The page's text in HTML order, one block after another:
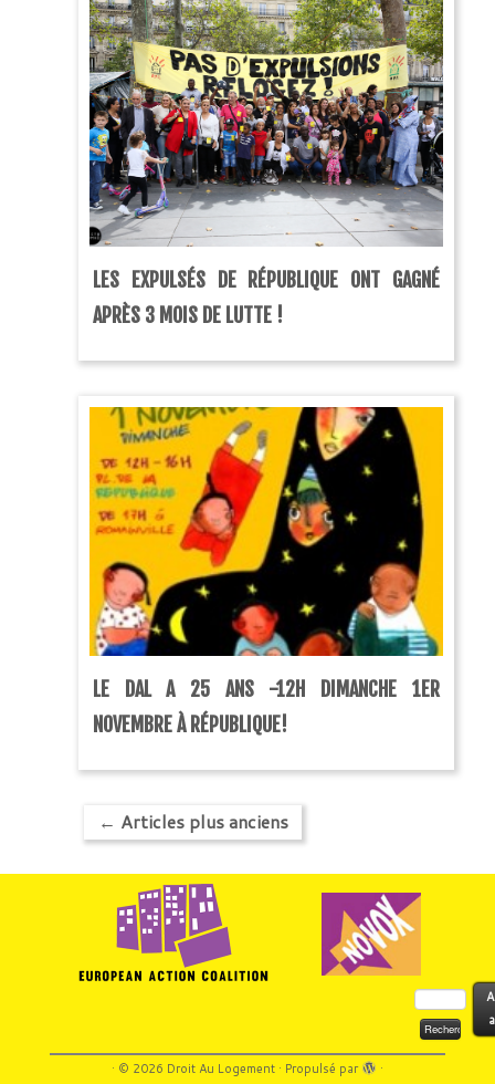
LES EXPULSÉS DE RÉPUBLIQUE ONT GAGNÉ
APRÈS 3 MOIS DE LUTTE !
LE DAL A 25 ANS -12H DIMANCHE 1ER
NOVEMBRE À RÉPUBLIQUE!
← Articles plus anciens
Rechercher :
· © 2026 Droit Au Logement· Propulsé par ·